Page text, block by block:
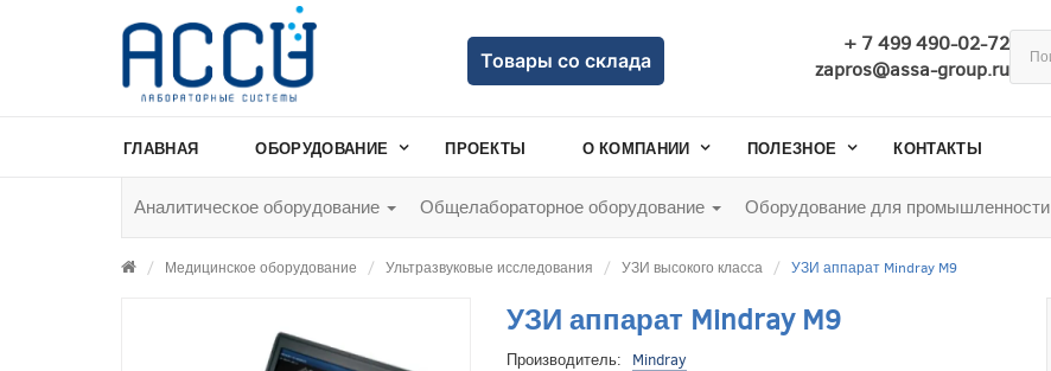
Товары со склада
+ 7 499 490-02-72
zapros@assa-group.ru
ГЛАВНАЯ ОБОРУДОВАНИЕ ПРОЕКТЫ О КОМПАНИИ ПОЛЕЗНОЕ КОНТАКТЫ
Аналитическое оборудование Общелабораторное оборудование Оборудование для промышленности
Медицинское оборудование Ультразвуковые исследования УЗИ высокого класса УЗИ аппарат Mindray M9
УЗИ аппарат Mindray M9
Производитель:
Mindray